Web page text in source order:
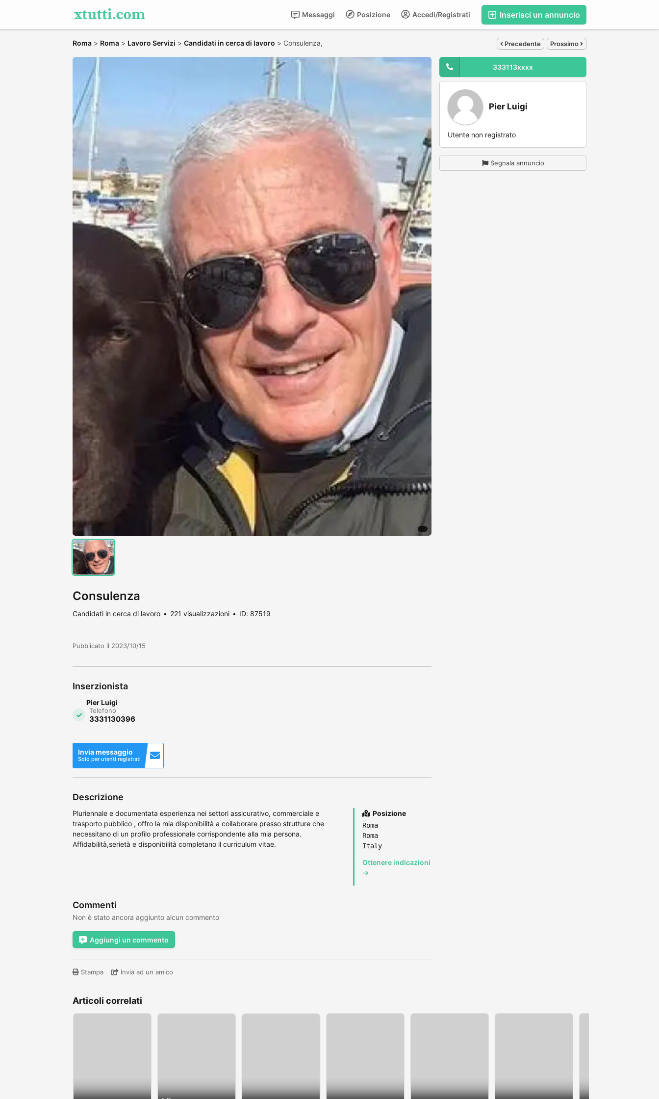
Inserisci un annuncio
Accedi/Registrati
Posizione
Messaggi
Roma > Roma > Lavoro Servizi > Candidati in cerca di lavoro > Consulenza, Precedente Prossimo
Consulenza
Candidati in cerca di lavoro 221 visualizzazioni ID: 87519
Pubblicato il 2023/10/15
Inserzionista
Pier Luigi
Telefono
3331130396
Invia messaggio
Solo per utenti registrati
Descrizione
Pluriennale e documentata esperienza nei settori assicurativo, commerciale e
trasporto pubblico , offro la mia disponibilità a collaborare presso strutture che
necessitano di un profilo professionale corrispondente alla mia persona.
Affidabilità,serietà e disponibilità completano il curriculum vitae.
Posizione
Roma
Roma
Italy
Ottenere indicazioni
→
Commenti
Non è stato ancora aggiunto alcun commento
Aggiungi un commento
Stampa Invia ad un amico
333113xxxx
Pier Luigi
Utente non registrato
Segnala annuncio
Articoli correlati